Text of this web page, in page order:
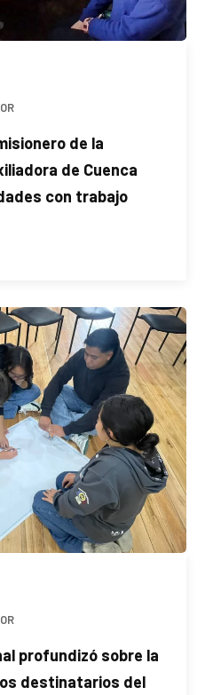
de la
de Cuenca
con trabajo
profundizó sobre la
destinatarios del